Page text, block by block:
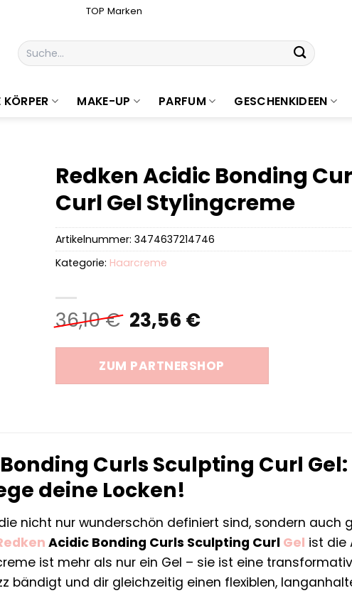
TOP Marken
Suchen
nach:
MAKE-UP PARFUM GESCHENKIDEEN
Redken Acidic Bonding
Curl Gel Stylingcreme
36,10€ Ursprünglicher
Preis
war:
36,10 €
23,56 €Aktueller
ist:
23,56 €.
ZUM PARTNERSHOP
Artikelnummer: 3474637214746
Kategorie: Haarcreme
Curls Sculpting Curl
deine Locken!
nicht nur wunderschön definiert sind, sondern auch
Acidic Bonding Curls Sculpting Curl Gel ist die
ist mehr als nur ein Gel – sie ist eine
bändigt und dir gleichzeitig einen flexiblen,